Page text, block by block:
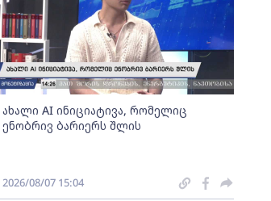
ახალი AI ინიციატივა, რომელიც
ენობრივ ბარიერს შლის
2026/08/07 15:04